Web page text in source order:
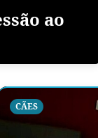
ao
CÃES